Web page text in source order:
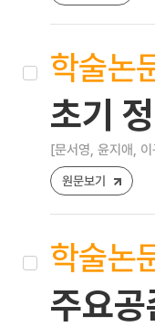
학술논
초기
[문서영, 윤지애,
원문보기
학술논
주요